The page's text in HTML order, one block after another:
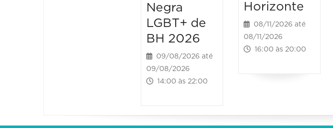
Negra
LGBT+ de
BH 2026
09/08/2026 até
09/08/2026
14:00 às 22:00
Horizonte
08/11/2026 até
08/11/2026
16:00 às 20:00